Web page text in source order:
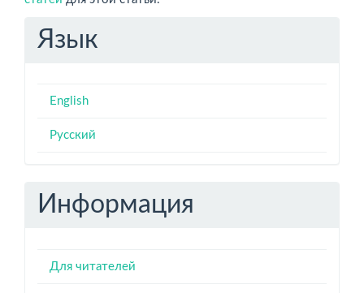
Язык
English
Русский
Информация
Для читателей